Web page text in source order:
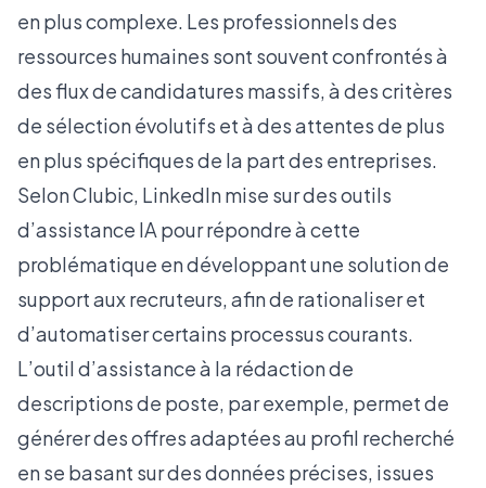
en plus complexe. Les professionnels des
ressources humaines sont souvent confrontés à
des flux de candidatures massifs, à des critères
de sélection évolutifs et à des attentes de plus
en plus spécifiques de la part des entreprises.
SelonClubic, LinkedIn mise sur des outils
d’assistance IA pour répondre à cette
problématique en développant une solution de
support aux recruteurs, afin de rationaliser et
d’automatiser certains processus courants.
L’outil d’assistance à la rédaction de
descriptions de poste, par exemple, permet de
générer des offres adaptées au profil recherché
en se basant sur des données précises, issues